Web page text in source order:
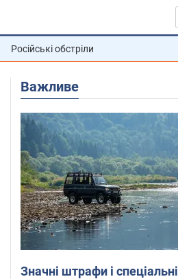
Російські обстріли
Важливе
Значні штрафи і спеціальні